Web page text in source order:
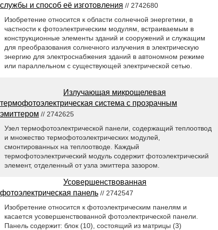
службы и способ её изготовления // 2742680
Изобретение относится к области солнечной энергетики, в
частности к фотоэлектрическим модулям, встраиваемым в
конструкционные элементы зданий и сооружений и служащим
для преобразования солнечного излучения в электрическую
энергию для электроснабжения зданий в автономном режиме
или параллельном с существующей электрической сетью.
Излучающая микрощелевая
термофотоэлектрическая система с прозрачным
эмиттером // 2742625
Узел термофотоэлектрической панели, содержащий теплоотвод
и множество термофотоэлектрических модулей,
смонтированных на теплоотводе. Каждый
термофотоэлектрический модуль содержит фотоэлектрический
элемент, отделенный от узла эмиттера зазором.
Усовершенствованная
фотоэлектрическая панель // 2742547
Изобретение относится к фотоэлектрическим панелям и
касается усовершенствованной фотоэлектрической панели.
Панель содержит: блок (10), состоящий из матрицы (3)